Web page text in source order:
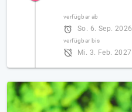
verfügbar ab
So. 6. Sep. 2026
verfügbar bis
Mi. 3. Feb. 2027